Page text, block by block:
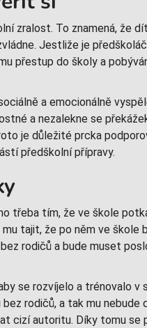
zralost. To znamená, že
Jestliže je
přestup do školy a
a emocionálně
a nezalekne se
je důležité prcka
předškolní přípravy.
třeba tím, že ve škole
mu tajit, že po něm ve škole
rodičů a bude muset
se rozvíjelo a trénovalo v
rodičů, a tak mu nebude
cizí autoritu. Díky tomu se